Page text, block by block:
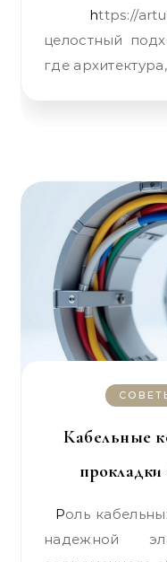
https://artum.studio/ предлагает
целостный
где
Кабельные
Роль кабельных коробов и каналов в
надежной